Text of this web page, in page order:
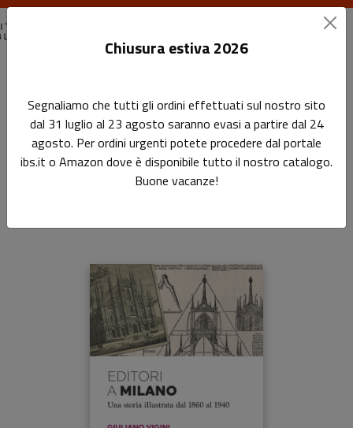
Editori a Milano
Una storia illustrata dal 1860 al 1940
Chiusura estiva 2026
Segnaliamo che tutti gli ordini effettuati sul nostro sito
dal 31 luglio al 23 agosto saranno evasi a partire dal 24
agosto. Per ordini urgenti potete procedere dal portale
ibs.it o Amazon dove è disponibile tutto il nostro catalogo.
Buone vacanze!